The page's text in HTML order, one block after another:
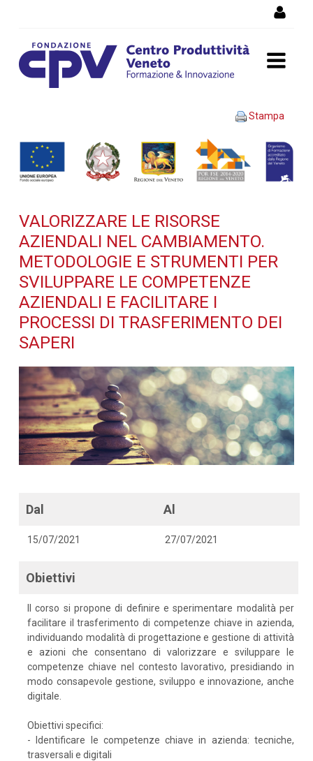
VALORIZZARE LE RISORSE
AZIENDALI NEL
CAMBIAMENTO.
per sviluppare le
competenze aziendali e
facilitare i processi di
trasferimento dei saperi -
Dettaglio corso di
formazione
Stampa
VALORIZZARE LE RISORSE
AZIENDALI NEL CAMBIAMENTO.
METODOLOGIE E STRUMENTI PER
SVILUPPARE LE COMPETENZE
AZIENDALI E FACILITARE I
PROCESSI DI TRASFERIMENTO DEI
SAPERI
Dal
15/07/2021
Al
27/07/2021
Obiettivi
Il corso si propone di definire e sperimentare modalità per
facilitare il trasferimento di competenze chiave in azienda,
individuando modalità di progettazione e gestione di attività
e azioni che consentano di valorizzare e sviluppare le
competenze chiave nel contesto lavorativo, presidiando in
modo consapevole gestione, sviluppo e innovazione, anche
digitale.
Obiettivi specifici:
- Identificare le competenze chiave in azienda: tecniche,
trasversali e digitali